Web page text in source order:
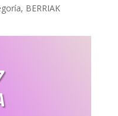
, BERRIAK